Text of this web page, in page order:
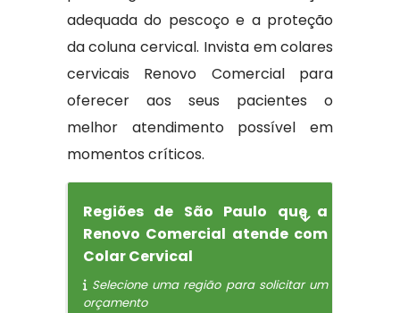
adequada do pescoço e a proteção
da coluna cervical. Invista em colares
cervicais Renovo Comercial para
oferecer aos seus pacientes o
melhor atendimento possível em
momentos críticos.
Regiões de São Paulo que a
Renovo Comercial atende com
Colar Cervical
Selecione uma região para solicitar um
orçamento